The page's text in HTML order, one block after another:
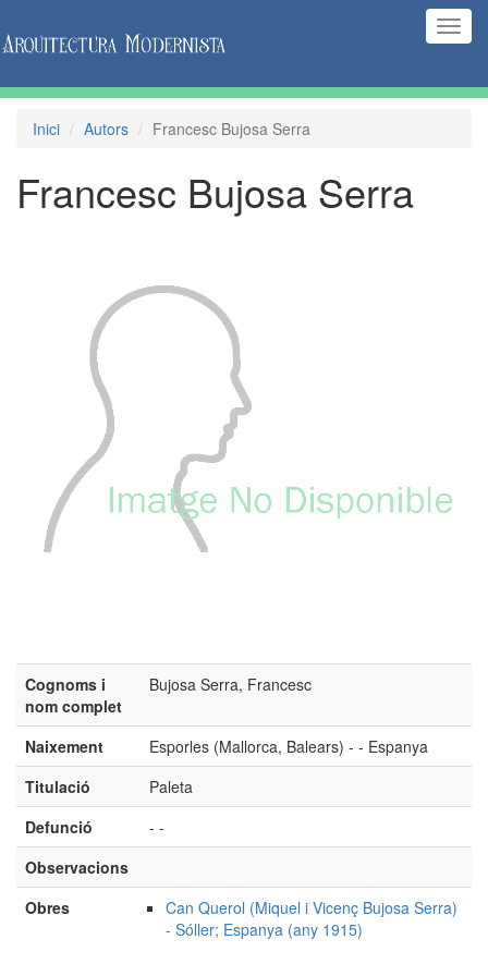
Inici Autors Francesc Bujosa Serra
Francesc Bujosa Serra
Cognoms i
nom complet
Bujosa Serra, Francesc
Naixement
Esporles (Mallorca, Balears) - - Espanya
Titulació
Paleta
Defunció
- -
Observacions
Obres
Can Querol (Miquel i Vicenç Bujosa Serra)
- Sóller; Espanya (any 1915)